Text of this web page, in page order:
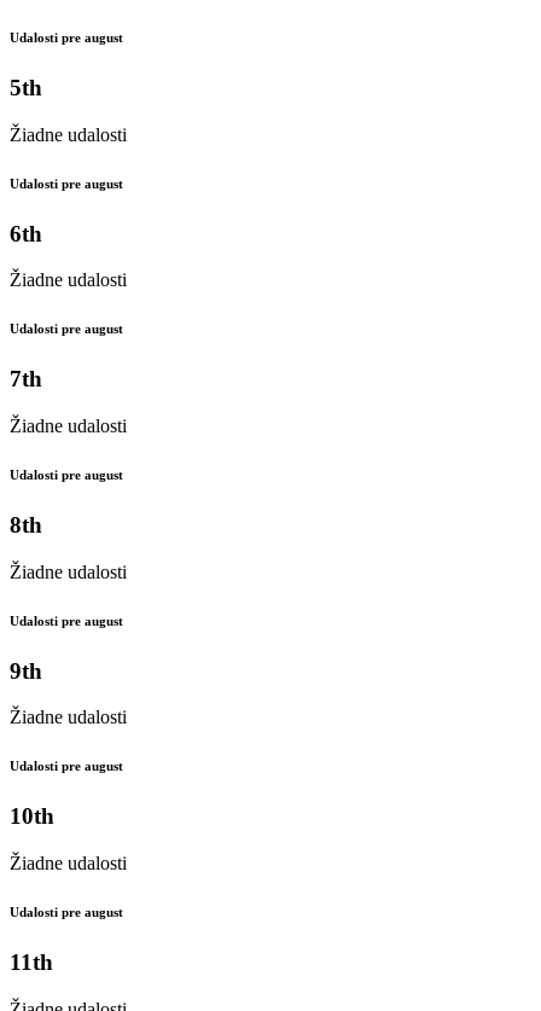
Udalosti pre august
5th
Žiadne udalosti
Udalosti pre august
6th
Žiadne udalosti
Udalosti pre august
7th
Žiadne udalosti
Udalosti pre august
8th
Žiadne udalosti
Udalosti pre august
9th
Žiadne udalosti
Udalosti pre august
10th
Žiadne udalosti
Udalosti pre august
11th